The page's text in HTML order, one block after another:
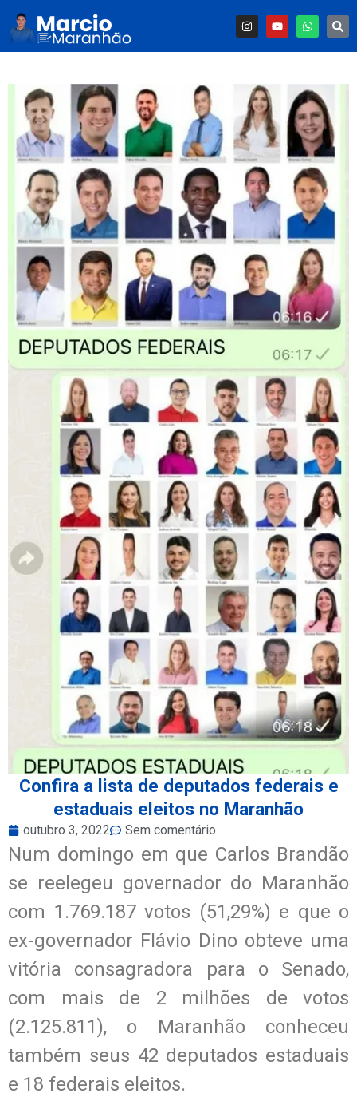
Confira a lista de deputados federais e
estaduais eleitos no Maranhão
outubro 3, 2022 Sem comentário
Num domingo em que Carlos Brandão
se reelegeu governador do Maranhão
com 1.769.187 votos (51,29%) e que o
ex-governador Flávio Dino obteve uma
vitória consagradora para o Senado,
com mais de 2 milhões de votos
(2.125.811), o Maranhão conheceu
também seus 42 deputados estaduais
e 18 federais eleitos.